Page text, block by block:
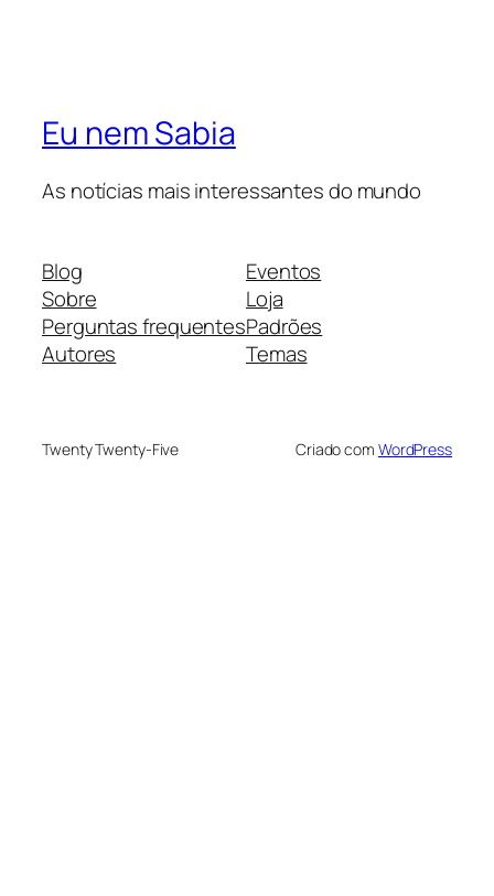
Eu nem Sabia
As notícias mais interessantes do mundo
Blog
Sobre
Perguntas frequentes
Autores
Eventos
Loja
Padrões
Temas
Twenty Twenty-Five Criado com WordPress